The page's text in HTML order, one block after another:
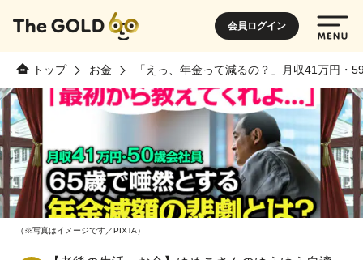
会員ログイン
トップ お金 「えっ、年金って減るの？」月収41万円
（※写真はイメージです／PIXTA）